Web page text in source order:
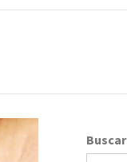
Buscar